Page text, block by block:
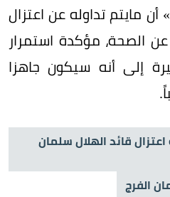
مايتم تداوله عن اعتزال
الصحة، مؤكدة استمرار
إلى أنه سيكون جاهزا
قائد الهلال سلمان
الفرج